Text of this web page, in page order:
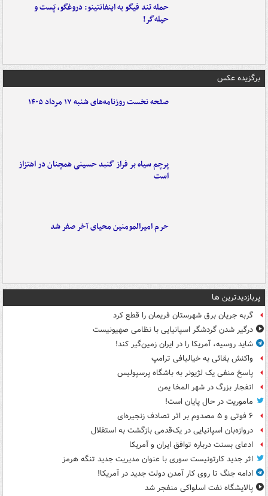
حمله تند فیگو به اینفانتینو: دروغگو، پَست‌ و
حیله‌گر!
برگزیده عکس
صفحه نخست روزنامه‌های شنبه ۱۷ مرداد ۱۴۰۵
پرچم سیاه بر فراز گنبد حسینی همچنان در اهتزاز
است
حرم امیرالمومنین محیای آخر صفر شد
پربازدیدترین ها
گربه جریان برق شهرستان فریمان را قطع کرد
درگیر شدن گردشگر اسپانیایی با نظامی صهیونیست
شاید روسیه، آمریکا را در ایران زمین‌گیر کند!
واکنش بقائی به خیالبافی ترامپ
پاسخ منفی یک لژیونر به باشگاه پرسپولیس
انفجار بزرگ در شهر المخا یمن
ماموریت در حال پایان است!
۶ فوتی و ۵ مصدوم بر اثر تصادف زنجیره‌ای
دروازه‌بان اسپانیایی در یک‌قدمی بازگشت به استقلال
ادعای بسنت درباره توافق ایران و آمریکا
اثر جدید کارتونیست سوری با عنوان مدیریت جدید تنگه هرمز
ادامه جنگ تا روی کار آمدن دولت جدید در آمریکا!
پالایشگاه نفت اسلواکی منفجر شد